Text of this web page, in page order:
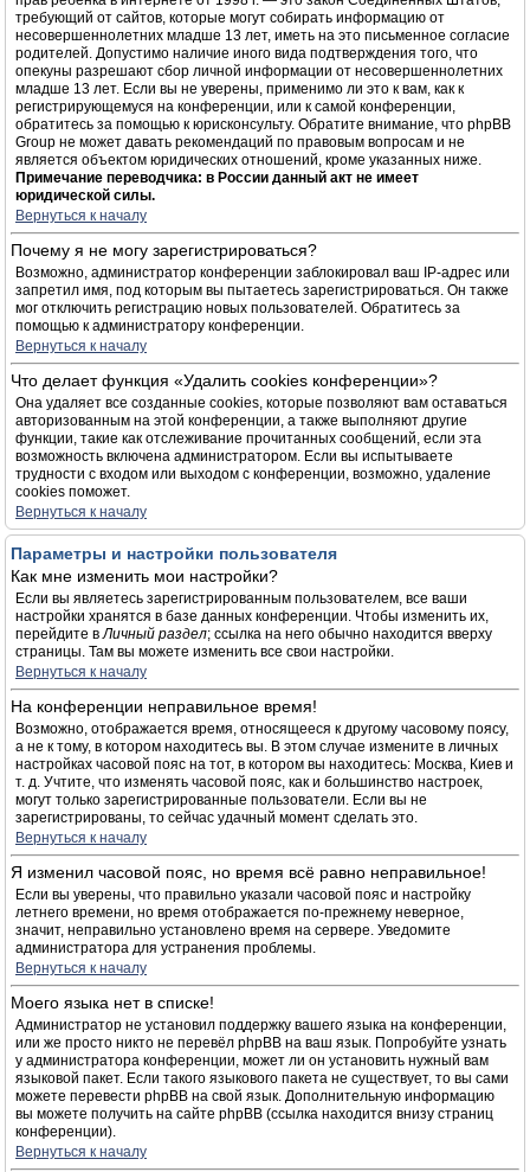
требующий от сайтов, которые могут собирать информацию от
несовершеннолетних младше 13 лет, иметь на это письменное согласие
родителей. Допустимо наличие иного вида подтверждения того, что
опекуны разрешают сбор личной информации от несовершеннолетних
младше 13 лет. Если вы не уверены, применимо ли это к вам, как к
регистрирующемуся на конференции, или к самой конференции,
обратитесь за помощью к юрисконсульту. Обратите внимание, что phpBB
Group не может давать рекомендаций по правовым вопросам и не
является объектом юридических отношений, кроме указанных ниже.
Примечание переводчика: в России данный акт не имеет
юридической силы.
Вернуться к началу
Почему я не могу зарегистрироваться?
Возможно, администратор конференции заблокировал ваш IP-адрес или
запретил имя, под которым вы пытаетесь зарегистрироваться. Он также
мог отключить регистрацию новых пользователей. Обратитесь за
помощью к администратору конференции.
Вернуться к началу
Что делает функция «Удалить cookies конференции»?
Она удаляет все созданные cookies, которые позволяют вам оставаться
авторизованным на этой конференции, а также выполняют другие
функции, такие как отслеживание прочитанных сообщений, если эта
возможность включена администратором. Если вы испытываете
трудности с входом или выходом с конференции, возможно, удаление
cookies поможет.
Вернуться к началу
Параметры и настройки пользователя
Как мне изменить мои настройки?
Если вы являетесь зарегистрированным пользователем, все ваши
настройки хранятся в базе данных конференции. Чтобы изменить их,
перейдите вЛичный раздел; ссылка на него обычно находится вверху
страницы. Там вы можете изменить все свои настройки.
Вернуться к началу
На конференции неправильное время!
Возможно, отображается время, относящееся к другому часовому поясу,
а не к тому, в котором находитесь вы. В этом случае измените в личных
настройках часовой пояс на тот, в котором вы находитесь: Москва, Киев и
т. д. Учтите, что изменять часовой пояс, как и большинство настроек,
могут только зарегистрированные пользователи. Если вы не
зарегистрированы, то сейчас удачный момент сделать это.
Вернуться к началу
Я изменил часовой пояс, но время всё равно неправильное!
Если вы уверены, что правильно указали часовой пояс и настройку
летнего времени, но время отображается по-прежнему неверное,
значит, неправильно установлено время на сервере. Уведомите
администратора для устранения проблемы.
Вернуться к началу
Моего языка нет в списке!
Администратор не установил поддержку вашего языка на конференции,
или же просто никто не перевёл phpBB на ваш язык. Попробуйте узнать
у администратора конференции, может ли он установить нужный вам
языковой пакет. Если такого языкового пакета не существует, то вы сами
можете перевести phpBB на свой язык. Дополнительную информацию
вы можете получить на сайте phpBB (ссылка находится внизу страниц
конференции).
Вернуться к началу